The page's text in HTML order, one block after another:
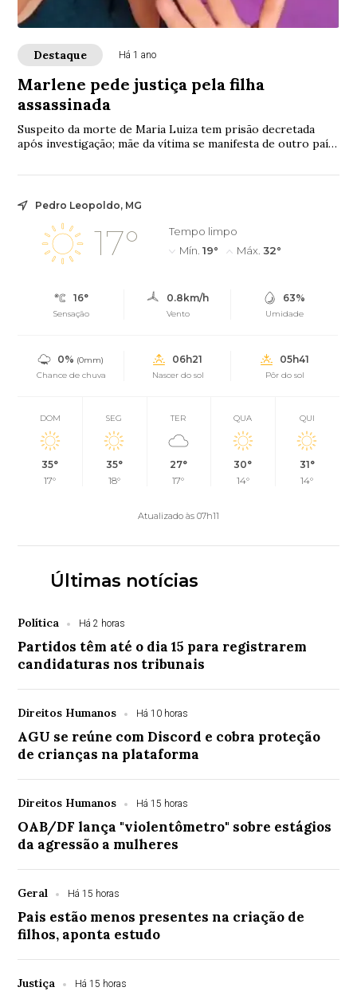
Destaque Há 1 ano
Marlene pede justiça pela filha
assassinada
Suspeito da morte de Maria Luiza tem prisão decretada
após investigação; mãe da vítima se manifesta de outro país
Pedro Leopoldo, MG
17°
Tempo limpo
Mín. 19° Máx. 32°
16°
Sensação
0.8km/h
Vento
63%
Umidade
0% (0mm)
Chance de chuva
06h21
Nascer do sol
05h41
Pôr do sol
DOM
35°
17°
SEG
35°
18°
TER
27°
17°
QUA
30°
14°
QUI
31°
14°
Atualizado às 07h11
Últimas notícias
Política Há 2 horas
Partidos têm até o dia 15 para registrarem
candidaturas nos tribunais
Direitos Humanos Há 10 horas
AGU se reúne com Discord e cobra proteção
de crianças na plataforma
Direitos Humanos Há 15 horas
OAB/DF lança "violentômetro" sobre estágios
da agressão a mulheres
Geral Há 15 horas
Pais estão menos presentes na criação de
filhos, aponta estudo
Justiça Há 15 horas